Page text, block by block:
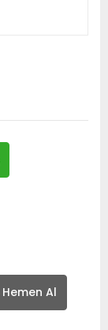
Hemen Al